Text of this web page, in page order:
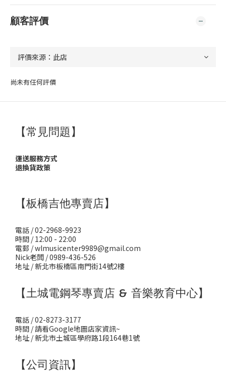
顧客評價
尚未有任何評價
【常見問題】
運送服務方式
退換貨政策
【板橋吉他專賣店】
電話 / 02-2968-9923
時間 / 12:00 - 22:00
電郵 / wlmusicenter9989@gmail.com
Nick老闆 / 0989-436-526
地址 / 新北市板橋區南門街14號2樓
【土城電鋼琴專賣店 & 音樂教育中心】
電話 / 02-8273-3177
時間 / 請看Google地圖店家資訊~
地址 / 新北市土城區學府路1段164巷1號
【公司資訊】